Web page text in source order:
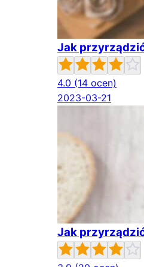
Jak
4.0 (14 ocen)
2023-03-21
Jak